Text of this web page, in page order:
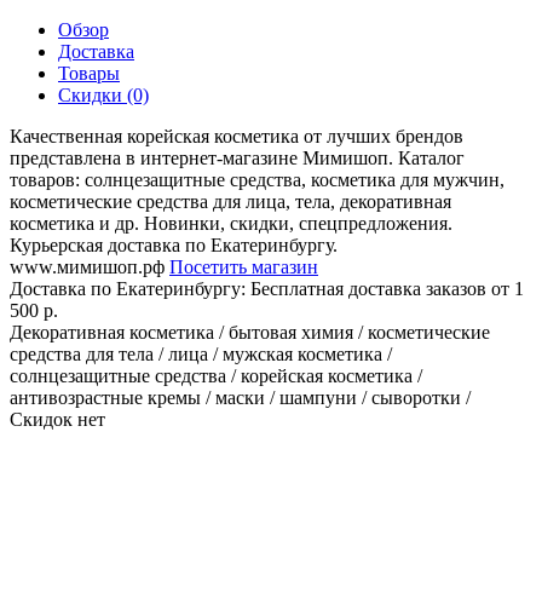
Обзор
Доставка
Товары
Скидки (0)
Качественная корейская косметика от лучших брендов
представлена в интернет-магазине Mимишоп. Каталог
товаров: солнцезащитные средства, косметика для мужчин,
косметические средства для лица, тела, декоративная
косметика и др. Новинки, скидки, спецпредложения.
Курьерская доставка по Екатеринбургу.
www.мимишоп.рф Посетить магазин
Доставка по Екатеринбургу: Бесплатная доставка заказов от 1
500 р.
Декоративная косметика / бытовая химия / косметические
средства для тела / лица / мужская косметика /
солнцезащитные средства / корейская косметика /
антивозрастные кремы / маски / шампуни / сыворотки /
Скидок нет